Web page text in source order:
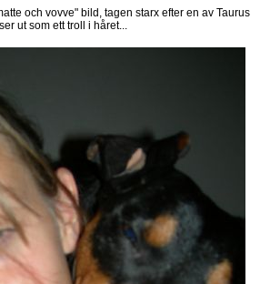
och vovve" bild, tagen starx efter en av Taurus
ut som ett troll i håret...